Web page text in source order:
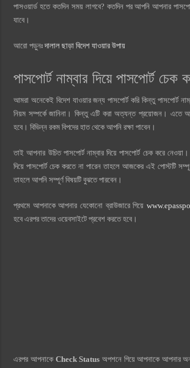
পাসওয়ার্ড হতে কতদিন সময় লাগবে? কতদিন পর আপনি আপনার
যাবে।
আরো পড়ুনঃদালাল ছাড়া বিদেশ যাওয়ার উপায়
পাসপোর্ট নাম্বার দিয়ে পাসপোর্ট চেক
আমরা অনেকেই বিদেশ যাওয়ার জন্য পাসপোর্ট করি কিন্তু পাসপোর্ট
নিয়ম সম্পর্কে জানিনা। কিন্তু এটি করা অত্যন্ত প্রয়োজন। এতে
হবে। বিভিন্ন রকম বিপদের হাত থেকে আপনি রক্ষা পাবেন।
তাই আপনার উচিত পাসপোর্ট নাম্বার দিয়ে পাসপোর্ট চেক করে
দিয়ে পাসপোর্ট চেক করতে না পারেন তাহলে আজকের এই পোস্টটি
তাহলে আপনি সম্পূর্ণ বিষয়টি বুঝতে পারবেন।
প্রথমে আপনাকে আপনার যেকোনো ব্রাউজারে গিয়ে
হবে এরপর তাদের ওয়েবসাইটে প্রবেশ করতে হবে।
এরপর আপনাকে Check Status অপশনে গিয়ে আপনাকে আপনার